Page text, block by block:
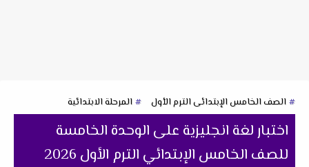
الصف الخامس الإبتدائى الترم الأول المرحلة الابتدائية
اختبار لغة انجليزية على الوحدة الخامسة
للصف الخامس الإبتدائي الترم الأول 2026